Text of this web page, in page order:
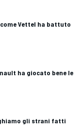
Vettel ha battuto
ha giocato bene le
gli strani fatti